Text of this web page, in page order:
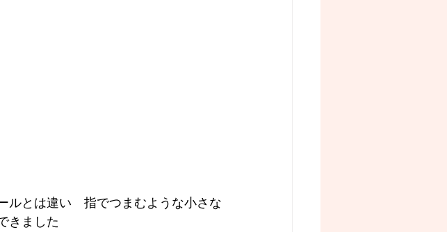
ルとは違い　指でつまむような小さな
きました